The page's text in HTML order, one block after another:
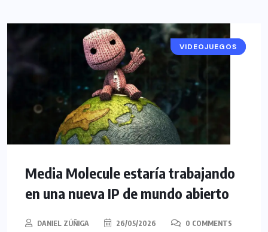
NOTICIAS
VIDEOJUEGOS
Media Molecule estaría trabajando
en una nueva IP de mundo abierto
DANIEL ZÚÑIGA 26/05/2026 0 COMMENTS